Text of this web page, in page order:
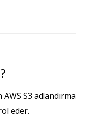
S3 adlandırma
eder.